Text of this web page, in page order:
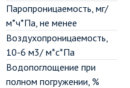
Паропроницаемость, мг/
м*ч*Па, не менее
Воздухопроницаемость,
10-6 м3/ м*с*Па
Водопоглощение при
полном погружении, %